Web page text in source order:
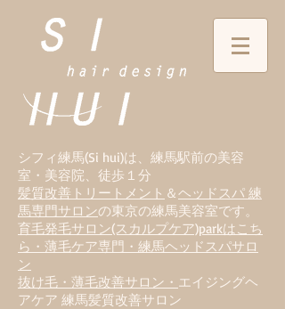
シフィ練馬(Si hui)は、 練馬駅前の美容
室・美容院、徒歩１分
髪質改善トリートメント ＆ヘッドスパ 練
馬専門サロンの東京の練馬美容室です。
育毛発毛サロン(スカルプケア)parkはこち
ら・薄毛ケア専門・練馬ヘッドスパサロ
ン
抜け毛・薄毛改善サロン・ エイジングヘ
アケア 練馬髪質改善サロン